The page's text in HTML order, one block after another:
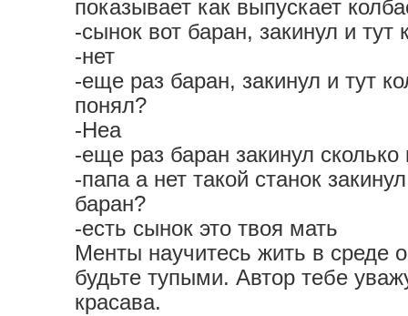
показывает как выпускает
-сынок вот баран, закинул и тут
-нет
-еще раз баран, закинул и тут
понял?
-Неа
-еще раз баран закинул
-папа а нет такой станок
баран?
-есть сынок это твоя мать
Менты научитесь жить в среде
будьте тупыми. Автор тебе
красава.